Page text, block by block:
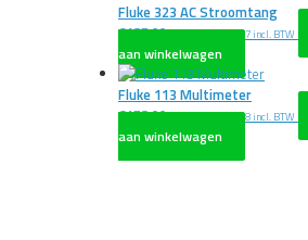
Fluke 323 AC Stroomtang
€187,00 excl. BTW€226,27 incl. BTW
aan winkelwagen
Fluke 113 Multimeter
€178,00 excl. BTW€215,38 incl. BTW
aan winkelwagen